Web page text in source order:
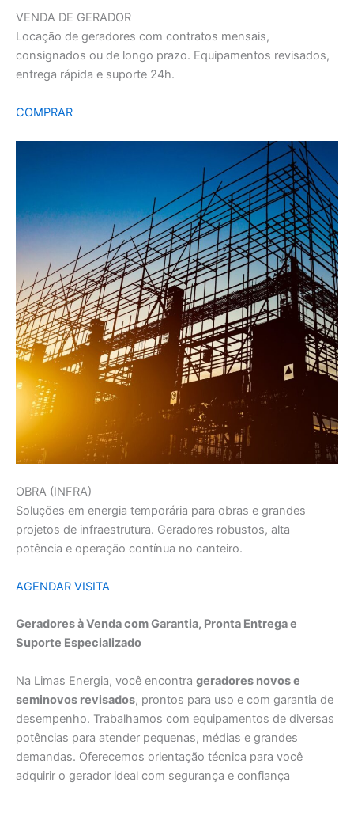
VENDA DE GERADOR
Locação de geradores com contratos mensais,
consignados ou de longo prazo. Equipamentos revisados,
entrega rápida e suporte 24h.
COMPRAR
OBRA (INFRA)
Soluções em energia temporária para obras e grandes
projetos de infraestrutura. Geradores robustos, alta
potência e operação contínua no canteiro.
AGENDAR VISITA
Geradores à Venda com Garantia, Pronta Entrega e
Suporte Especializado
Na Limas Energia, você encontra geradores novos e
seminovos revisados, prontos para uso e com garantia de
desempenho. Trabalhamos com equipamentos de diversas
potências para atender pequenas, médias e grandes
demandas. Oferecemos orientação técnica para você
adquirir o gerador ideal com segurança e confiança